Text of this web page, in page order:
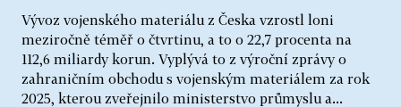
Vývoz vojenského materiálu z Česka vzrostl loni
meziročně téměř o čtvrtinu, a to o 22,7 procenta na
112,6 miliardy korun. Vyplývá to z výroční zprávy o
zahraničním obchodu s vojenským materiálem za rok
2025, kterou zveřejnilo ministerstvo průmyslu a...